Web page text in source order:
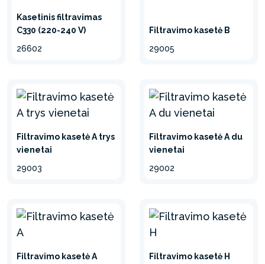
Kasetinis filtravimas
C330 (220-240 V)
26602
Filtravimo kasetė B
29005
Filtravimo kasetė A trys
vienetai
29003
Filtravimo kasetė A du
vienetai
29002
Filtravimo kasetė A
Filtravimo kasetė H